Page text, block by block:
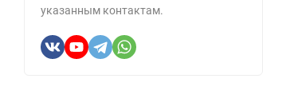
указанным контактам.